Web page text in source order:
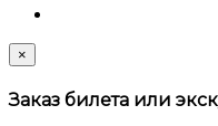
×
Заказ билета или